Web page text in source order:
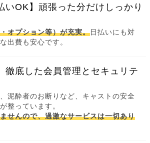
いOK】頑張った分だけしっかり
オプション等）が充実。日払いにも対
出費も安心です。
徹底した会員管理とセキュリテ
泥酔者のお断りなど、キャストの安全
整っています。
せんので、過激なサービスは一切あり